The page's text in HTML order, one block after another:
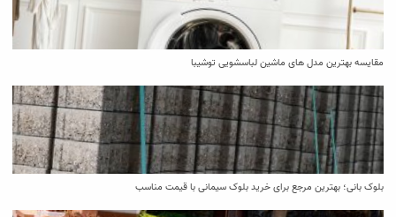
مقایسه بهترین مدل ‌های ماشین لباسشویی توشیبا
بلوک بانی؛ بهترین مرجع برای خرید بلوک سیمانی با قیمت مناسب